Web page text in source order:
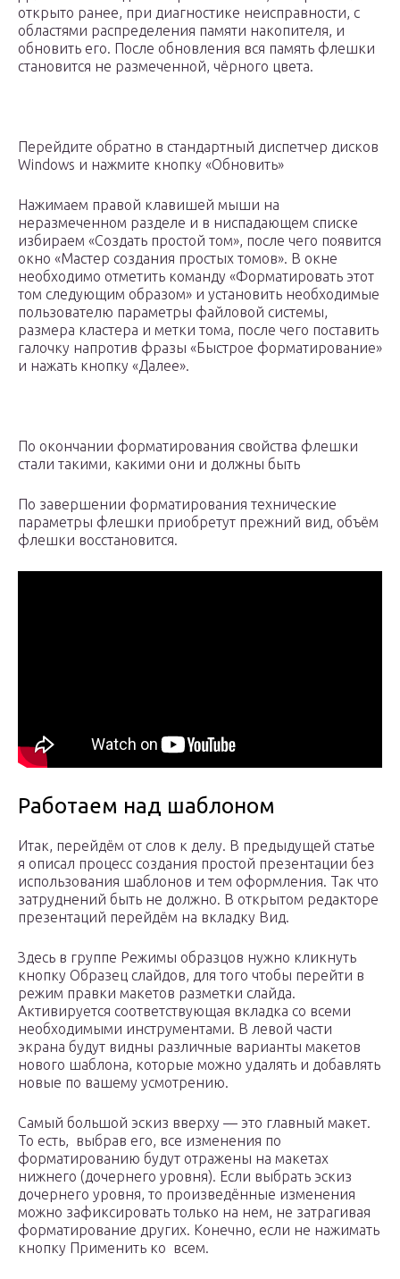
открыто ранее, при диагностике неисправности, с
областями распределения памяти накопителя, и
обновить его. После обновления вся память флешки
становится не размеченной, чёрного цвета.
Перейдите обратно в стандартный диспетчер дисков
Windows и нажмите кнопку «Обновить»
Нажимаем правой клавишей мыши на
неразмеченном разделе и в ниспадающем списке
избираем «Создать простой том», после чего появится
окно «Мастер создания простых томов». В окне
необходимо отметить команду «Форматировать этот
том следующим образом» и установить необходимые
пользователю параметры файловой системы,
размера кластера и метки тома, после чего поставить
галочку напротив фразы «Быстрое форматирование»
и нажать кнопку «Далее».
По окончании форматирования свойства флешки
стали такими, какими они и должны быть
По завершении форматирования технические
параметры флешки приобретут прежний вид, объём
флешки восстановится.
Работаем над шаблоном
Итак, перейдём от слов к делу. В предыдущей статье
я описал процесс создания простой презентации без
использования шаблонов и тем оформления. Так что
затруднений быть не должно. В открытом редакторе
презентаций перейдём на вкладку Вид.
Здесь в группе Режимы образцов нужно кликнуть
кнопку Образец слайдов, для того чтобы перейти в
режим правки макетов разметки слайда.
Активируется соответствующая вкладка со всеми
необходимыми инструментами. В левой части
экрана будут видны различные варианты макетов
нового шаблона, которые можно удалять и добавлять
новые по вашему усмотрению.
Самый большой эскиз вверху — это главный макет.
То есть, выбрав его, все изменения по
форматированию будут отражены на макетах
нижнего (дочернего уровня). Если выбрать эскиз
дочернего уровня, то произведённые изменения
можно зафиксировать только на нем, не затрагивая
форматирование других. Конечно, если не нажимать
кнопку Применить ко всем.